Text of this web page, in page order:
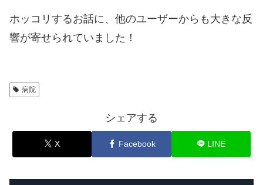
ホッコリするお話に、他のユーザーからも大きな反
響が寄せられていました！
病院
シェアする
X Facebook LINE